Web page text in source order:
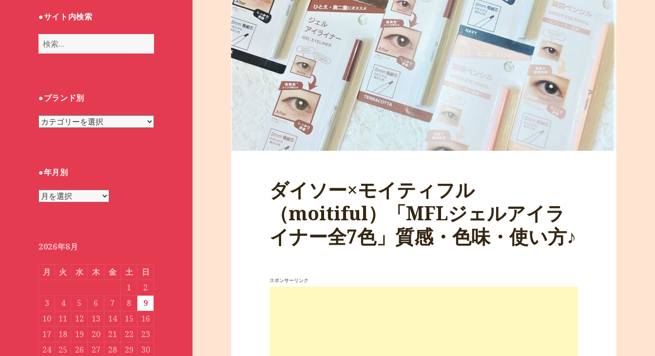
●サイト内検索
検
索
●ブランド別
●
ド
●年月別
●
2026年8月
月 火 水 木 金 土 日
1
2
3
4 5 6 7 8
9
10
11 12 13 14 15
16
17
18 19 20 21 22
23
24
25 26 27 28 29
30
ダイソー×モイティフル
（moitiful）「MFLジェルアイラ
イナー全7色」質感・色味・使い方♪
スポンサーリンク